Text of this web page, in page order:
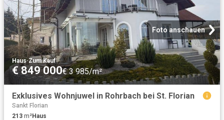
Foto anschauen
Haus·Zum Kauf
€ 849 000€ 3 985/m²
Exklusives Wohnjuwel in Rohrbach bei St. Florian
Sankt Florian
213 m²Haus